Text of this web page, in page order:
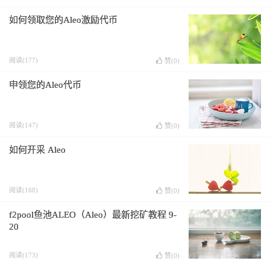
如何领取您的Aleo激励代币
阅读(177) 赞(0)
申领您的Aleo代币
阅读(147) 赞(0)
如何开采 Aleo
阅读(168) 赞(0)
f2pool鱼池ALEO（Aleo）最新挖矿教程 9-
20
阅读(173) 赞(0)